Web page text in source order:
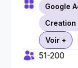
Google
Voir +
51-200